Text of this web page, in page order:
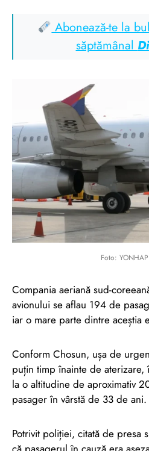
Abonează-te la
săptămânal
Foto:
Compania aeriană sud-
avionului se aflau 194 de
iar o mare parte dintre aceștia
Conform Chosun, ușa de
puțin timp înainte de aterizare,
la o altitudine de aproximativ
pasager în vârstă de 33 de ani.
Potrivit poliției, citată de presa